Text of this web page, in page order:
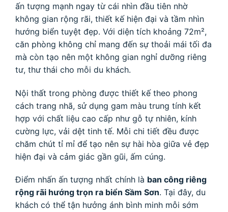
ấn tượng mạnh ngay từ cái nhìn đầu tiên nhờ
không gian rộng rãi, thiết kế hiện đại và tầm nhìn
hướng biển tuyệt đẹp. Với diện tích khoảng 72m²,
căn phòng không chỉ mang đến sự thoải mái tối đa
mà còn tạo nên một không gian nghỉ dưỡng riêng
tư, thư thái cho mỗi du khách.
Nội thất trong phòng được thiết kế theo phong
cách trang nhã, sử dụng gam màu trung tính kết
hợp với chất liệu cao cấp như gỗ tự nhiên, kính
cường lực, vải dệt tinh tế. Mỗi chi tiết đều được
chăm chút tỉ mỉ để tạo nên sự hài hòa giữa vẻ đẹp
hiện đại và cảm giác gần gũi, ấm cúng.
Điểm nhấn ấn tượng nhất chính là ban công riêng
rộng rãi hướng trọn ra biển Sầm Sơn. Tại đây, du
khách có thể tận hưởng ánh bình minh mỗi sớm